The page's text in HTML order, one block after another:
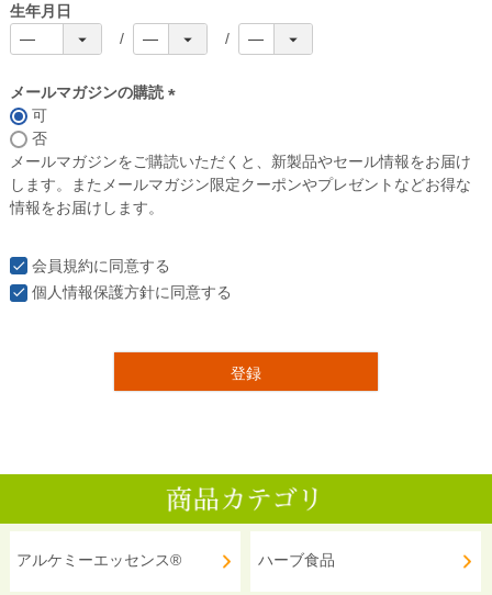
生年月日
メールマガジンの購読
須
)
可
否
メールマガジンをご購読いただくと、新製品やセール情報をお届け
します。またメールマガジン限定クーポンやプレゼントなどお得な
情報をお届けします。
会員規約に同意する
個人情報保護方針に同意する
登録
アルケミーエッセンス® ハーブ食品